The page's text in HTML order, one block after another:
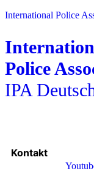
International Police
Police
IPA
Kontakt